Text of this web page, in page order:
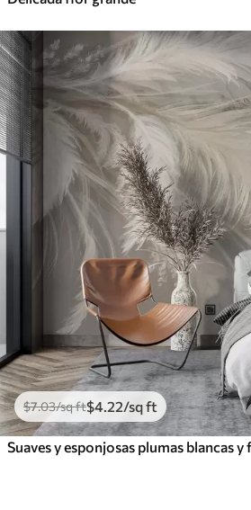
$7.03/sq ft$4 .22/sq ft